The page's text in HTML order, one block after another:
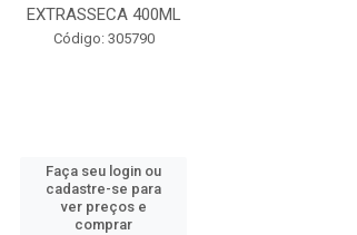
EXTRASSECA 400ML
Código: 305790
Faça seu login ou
cadastre-se para
ver preços e
comprar